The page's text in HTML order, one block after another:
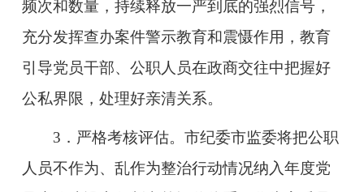
频次和数量，持续释放一严到底的强烈信号，
充分发挥查办案件警示教育和震慑作用，教育
引导党员干部、公职人员在政商交往中把握好
公私界限，处理好亲清关系。
3．严格考核评估。市纪委市监委将把公职
人员不作为、乱作为整治行动情况纳入年度党